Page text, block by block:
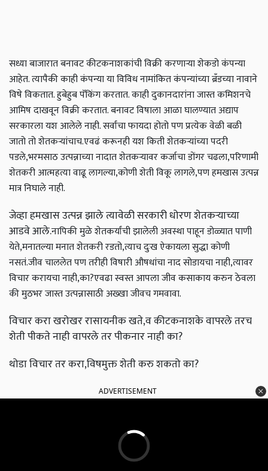
सध्या बाजारात बनावट कीटकनाशकांची विक्री करणाऱ्या शेकडो कंपन्या
आहेत. त्यापैकी काही कंपन्या या विविध नामांकित कंपन्यांच्या ब्रँडच्या नावाने
विषे विकतात. हुबेहुब पॅकिंग करतात. काही दुकानदारांना जास्त कमिशनचे
आमिष दाखवून विक्री करतात. बनावट विषाला आळा घालण्यात अद्याप
सरकारला यश आलेले नाही. सर्वांचा फायदा होतो पण प्रत्येक वेळी बळी
जातो तो शेतकऱ्यांचाच.एवढं करूनही यश किती शेतकऱ्यांच्या पदरी
पडले,भरमसाठ उत्पन्नाच्या नादात शेतकऱ्यावर कर्जाचा डोंगर चढला,परिणामी
शेतकरी आत्महत्या वाढू लागल्या,कोणी शेती विकू लागले,पण हमखास उत्पन्न
मात्र निघाले नाही.
जेव्हा हमखास उत्पन्न झाले त्यावेळी सरकारी धोरण शेतकऱ्याच्या
आडवे आले.नापिकी मुळे शेतकर्यांची झालेली अवस्था पाहून डोळ्यात पाणी
येते,मनातल्या मनात शेतकरी रडतो,त्याच दुःख ऐकायला सुद्धा कोणी
नसतं.जीव चाललेत पण तरीही विषारी औषधांचा नाद सोडायचा नाही,त्यावर
विचार करायचा नाही,का?एवढा स्वस्त आपला जीव कसाकाय करुन ठेवला
की मुठभर जास्त उत्पन्नासाठी अख्खा जीवच गमवावा.
विचार करा खरोखर रासायनीक खते,व कीटकनाशके वापरले तरच
शेती पीकते नाही वापरले तर पीकनार नाही का?
थोडा विचार तर करा,विषमुक्त शेती करु शकतो का?
ADVERTISEMENT